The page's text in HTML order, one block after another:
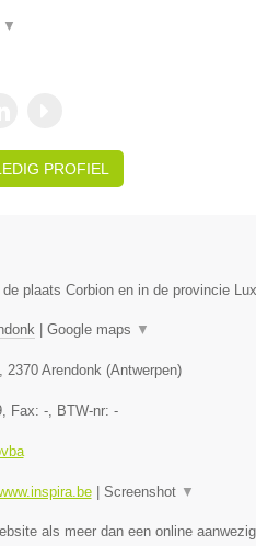
▼
PROFIEL
plaats Corbion en in de provincie
| Google maps ▼
2370 Arendonk(Antwerpen)
, Fax: -, BTW-nr: -
| Screenshot ▼
als meer dan een online